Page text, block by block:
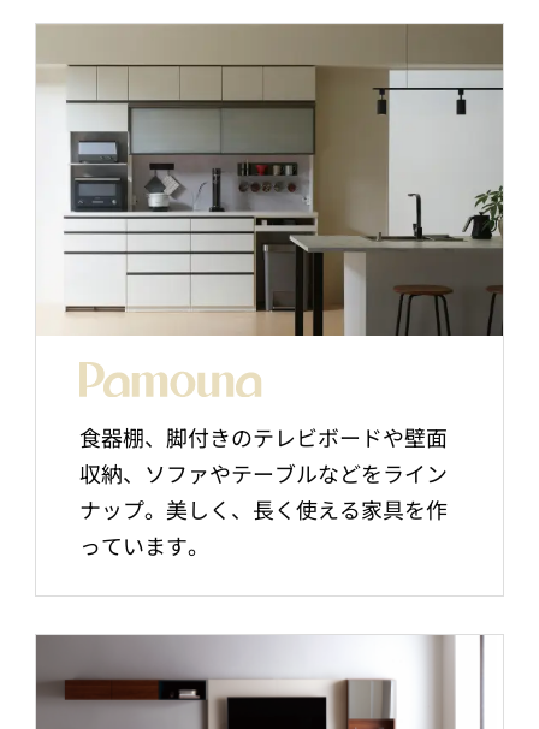
食器棚、脚付きのテレビボードや壁面
収納、ソファやテーブルなどをライン
ナップ。美しく、長く使える家具を作
っています。